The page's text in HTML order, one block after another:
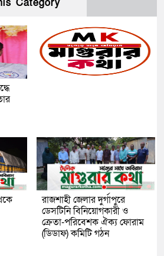
Category
রাজশাহী জেলার দুর্গাপুরে
ডেসটিনি বিনিয়োগকারী ও
ক্রেতা-পরিবেশক ঐক্য ফোরাম
(ডিডাফ) কমিটি গঠন